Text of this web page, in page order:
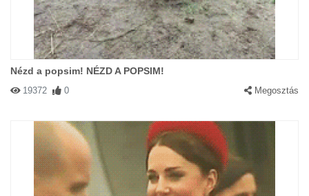
Nézd a popsim! NÉZD A POPSIM!
19372 0 Megosztás